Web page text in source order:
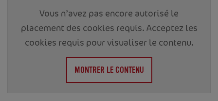
À PROPOS DE NOUS
Vous n’avez pas encore autorisé le
placement des cookies requis. Acceptez les
cookies requis pour visualiser le contenu.
MONTRER LE CONTENU